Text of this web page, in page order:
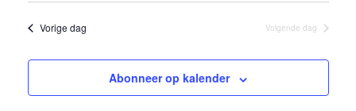
weergeven
datum.
Vorige dag Volgende dag
Abonneer op kalender